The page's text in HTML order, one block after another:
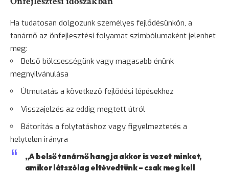
Ha tudatosan dolgozunk személyes fejlődésünkön, a
tanárnő az önfejlesztési folyamat szimbólumaként jelenhet
meg:
Belső bölcsességünk vagy magasabb énünk
megnyilvánulása
Útmutatás a következő fejlődési lépésekhez
Visszajelzés az eddig megtett útról
Bátorítás a folytatáshoz vagy figyelmeztetés a
helytelen irányra
„A belső tanárnő hangja akkor is vezet minket,
amikor látszólag eltévedtünk – csak meg kell